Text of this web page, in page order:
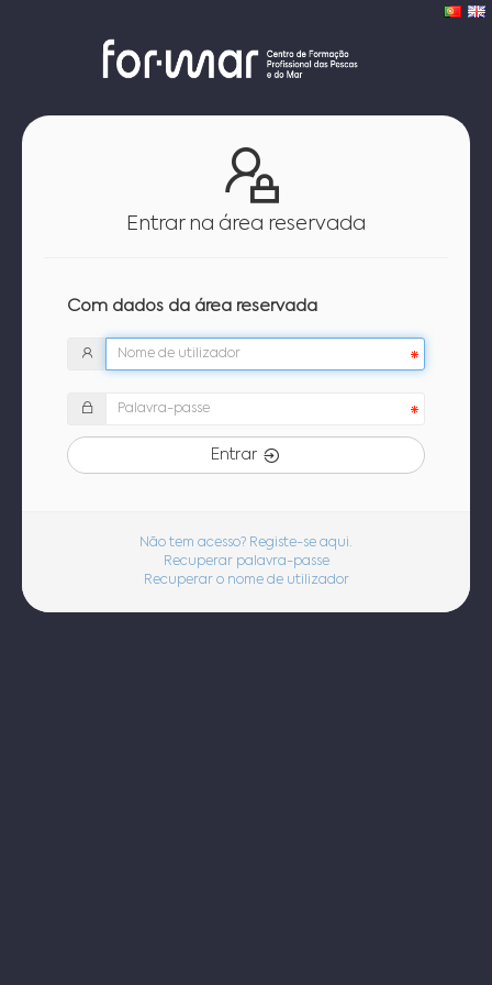
Entrar na área reservada
Com dados da área reservada
Entrar
Não tem acesso? Registe-se aqui.
Recuperar palavra-passe
Recuperar o nome de utilizador